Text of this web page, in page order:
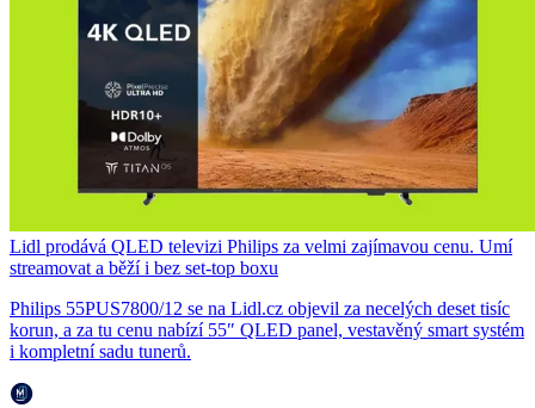
Lidl prodává QLED televizi Philips za velmi zajímavou cenu. Umí
streamovat a běží i bez set-top boxu
Philips 55PUS7800/12 se na Lidl.cz objevil za necelých deset tisíc
korun, a za tu cenu nabízí 55″ QLED panel, vestavěný smart systém
i kompletní sadu tunerů.